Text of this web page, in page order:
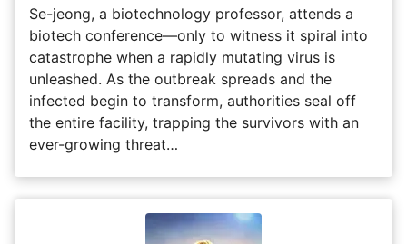
Se-jeong, a biotechnology professor, attends a
biotech conference—only to witness it spiral into
catastrophe when a rapidly mutating virus is
unleashed. As the outbreak spreads and the
infected begin to transform, authorities seal off
the entire facility, trapping the survivors with an
ever-growing threat…